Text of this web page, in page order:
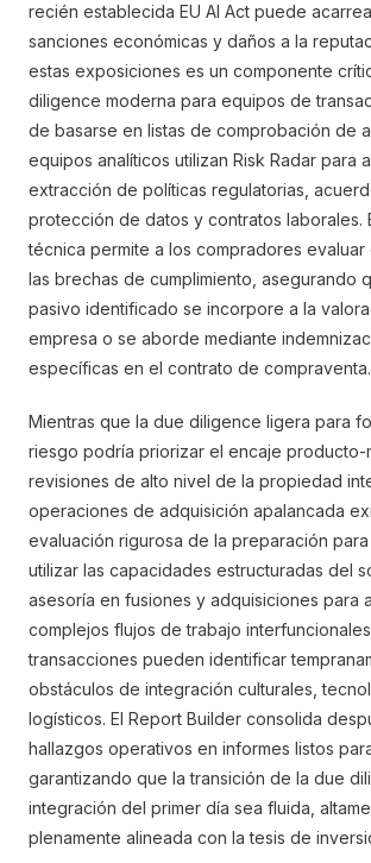
recién establecida EU AI Act puede
sanciones económicas y daños a la
estas exposiciones es un componente
diligence moderna para equipos de
de basarse en listas de comprobación de
equipos analíticos utilizan Risk Radar para
extracción de políticas regulatorias,
protección de datos y contratos laborales.
técnica permite a los compradores evaluar
las brechas de cumplimiento, asegurando
pasivo identificado se incorpore a la
empresa o se aborde mediante
específicas en el contrato de compraventa.
Mientras que la due diligence ligera para
riesgo podría priorizar el encaje producto-
revisiones de alto nivel de la propiedad
operaciones de adquisición apalancada
evaluación rigurosa de la preparación para
utilizar las capacidades estructuradas del
asesoría en fusiones y adquisiciones para
complejos flujos de trabajo
transacciones pueden identificar
obstáculos de integración culturales,
logísticos. El Report Builder consolida
hallazgos operativos en informes listos
garantizando que la transición de la due
integración del primer día sea fluida,
plenamente alineada con la tesis de